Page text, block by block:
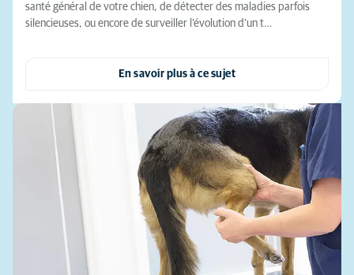
santé général de votre chien, de détecter des maladies parfois
silencieuses, ou encore de surveiller l’évolution d’un t…
En savoir plus à ce sujet